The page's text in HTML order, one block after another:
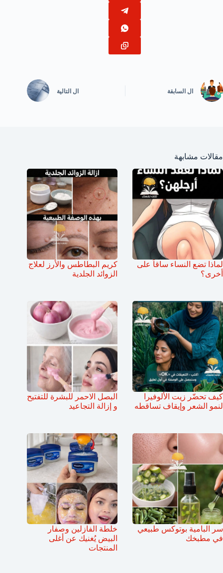
ال السابقة ال التالية
مقالات مشابهة
لماذا تضع النساء ساقاً على
أخرى؟
كريم البطاطس والأرز لعلاج
الزوائد الجلدية
كيف تحضّر زيت الألوفيرا
لنمو الشعر وإيقاف تساقطه
البصل الاحمر للبشرة للتفتيح
و إزالة التجاعيد
سر البامية بوتوكس طبيعي
في مطبخك
خلطة الفازلين وصفار
البيض يُغنيك عن أغلى
المنتجات